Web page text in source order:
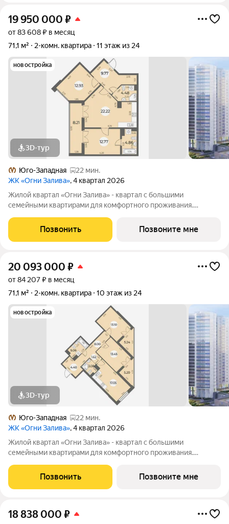
19 950 000 ₽
от 83 608 ₽ в месяц
71,1 м²
2-комн. квартира 11 этаж из 24
новостройка
3D-тур
Юго-Западная
22 мин.
ЖК «Огни Залива», 4 квартал 2026
Жилой квартал «Огни Залива» - квартал с большими
семейными квартирами для комфортного проживания.
социальная среда. В проекте IV очереди преобладают двух и
Позвонить Позвоните мне
20 093 000 ₽
от 84 207 ₽ в месяц
71,1 м²
2-комн. квартира 10 этаж из 24
новостройка
3D-тур
Юго-Западная
22 мин.
ЖК «Огни Залива», 4 квартал 2026
Жилой квартал «Огни Залива» - квартал с большими
семейными квартирами для комфортного проживания.
социальная среда. В проекте IV очереди преобладают двух и
Позвонить Позвоните мне
18 838 000 ₽